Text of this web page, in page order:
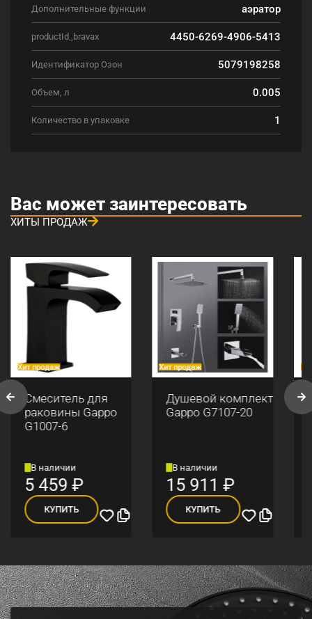
Дополнительные функции аэратор
productId_bravax 4450-6269-4906-5413
Идентификатор Озон 5079198258
Объем, л 0.005
Количество в упаковке 1
Вас может заинтересовать
ХИТЫ ПРОДАЖ
Хит продаж
Смеситель для
раковины Gappo
G1007-6
В наличии
5 459₽
КУПИТЬ
Хит продаж
Душевой комплект
Gappo G7107-20
В наличии
15 911₽
КУПИТЬ